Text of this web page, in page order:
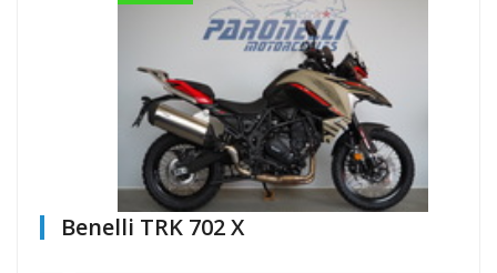
Benelli TRK 702 X